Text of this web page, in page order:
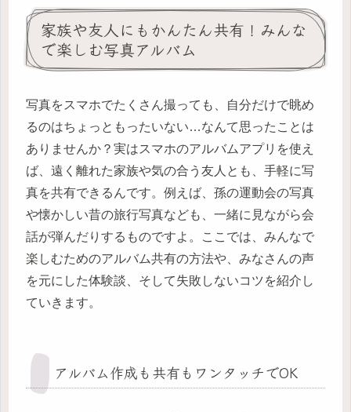
家族や友人にもかんたん共有！みんな
で楽しむ写真アルバム
写真をスマホでたくさん撮っても、自分だけで眺め
るのはちょっともったいない…なんて思ったことは
ありませんか？実はスマホのアルバムアプリを使え
ば、遠く離れた家族や気の合う友人とも、手軽に写
真を共有できるんです。例えば、孫の運動会の写真
や懐かしい昔の旅行写真なども、一緒に見ながら会
話が弾んだりするものですよ。ここでは、みんなで
楽しむためのアルバム共有の方法や、みなさんの声
を元にした体験談、そして失敗しないコツを紹介し
ていきます。
アルバム作成も共有もワンタッチでOK